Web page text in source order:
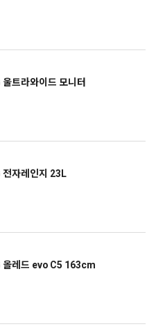
트라와이드 모니터
전자레인지 23L
올레드 evo C5 163cm